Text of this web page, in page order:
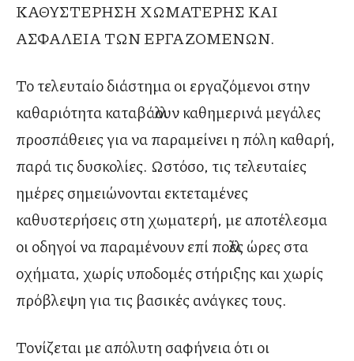
ΚΑΘΥΣΤΕΡΗΣΗ ΧΩΜΑΤΕΡΗΣ ΚΑΙ
ΑΣΦΑΛΕΙΑ ΤΩΝ ΕΡΓΑΖΟΜΕΝΩΝ.
Το τελευταίο διάστημα οι εργαζόμενοι στην
καθαριότητα καταβάλλουν καθημερινά μεγάλες
προσπάθειες για να παραμείνει η πόλη καθαρή,
παρά τις δυσκολίες. Ωστόσο, τις τελευταίες
ημέρες σημειώνονται εκτεταμένες
καθυστερήσεις στη χωματερή, με αποτέλεσμα
οι οδηγοί να παραμένουν επί πολλές ώρες στα
οχήματα, χωρίς υποδομές στήριξης και χωρίς
πρόβλεψη για τις βασικές ανάγκες τους.
Τονίζεται με απόλυτη σαφήνεια ότι οι